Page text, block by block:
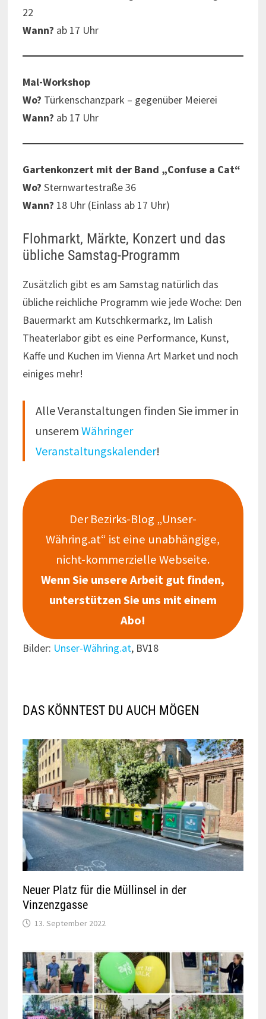
22
Wann? ab 17 Uhr
Mal-Workshop
Wo? Türkenschanzpark – gegenüber Meierei
Wann? ab 17 Uhr
Gartenkonzert mit der Band „Confuse a Cat“
Wo? Sternwartestraße 36
Wann? 18 Uhr (Einlass ab 17 Uhr)
Flohmarkt, Märkte, Konzert und das
übliche Samstag-Programm
Zusätzlich gibt es am Samstag natürlich das
übliche reichliche Programm wie jede Woche: Den
Bauermarkt am Kutschkermarkz, Im Lalish
Theaterlabor gibt es eine Performance, Kunst,
Kaffe und Kuchen im Vienna Art Market und noch
einiges mehr!
Alle Veranstaltungen finden Sie immer in
unseremWähringer
Veranstaltungskalender!
Der Bezirks-Blog „Unser-
Währing.at“ ist eine unabhängige,
nicht-kommerzielle Webseite.
Wenn Sie unsere Arbeit gut finden,
unterstützen Sie uns mit einem
Abo!
Bilder: Unser-Währing.at, BV18
DAS KÖNNTEST DU AUCH MÖGEN
Neuer Platz für die Müllinsel in der
Vinzenzgasse
13. September 2022